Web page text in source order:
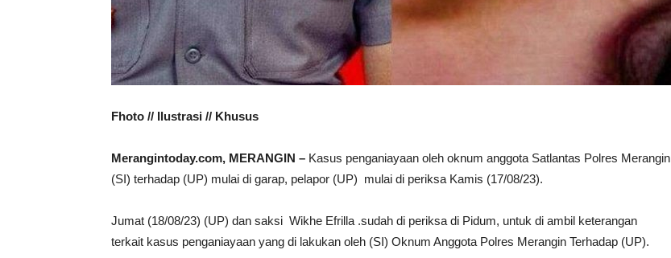
Fhoto // Ilustrasi // Khusus
Merangintoday.com, MERANGIN – Kasus penganiayaan oleh oknum anggota Satlantas Polres Merangin
(SI) terhadap (UP) mulai di garap, pelapor (UP) mulai di periksa Kamis (17/08/23).
Jumat (18/08/23) (UP) dan saksi Wikhe Efrilla .sudah di periksa di Pidum, untuk di ambil keterangan
terkait kasus penganiayaan yang di lakukan oleh (SI) Oknum Anggota Polres Merangin Terhadap (UP).